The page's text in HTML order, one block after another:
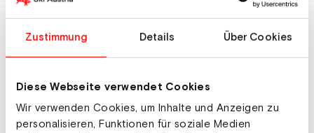
Zustimmung Details Über Cookies
Diese Webseite verwendet Cookies
Wir verwenden Cookies, um Inhalte und Anzeigen zu
personalisieren, Funktionen für soziale Medien
Sportprogramm
Eislaufen, Langlaufen, Rodeln,
Unterkünfte